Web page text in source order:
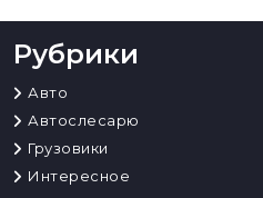
Рубрики
Авто
Автослесарю
Грузовики
Интересное